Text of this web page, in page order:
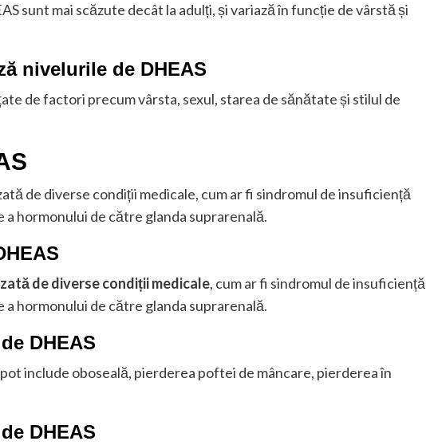
sunt mai scăzute decât la adulți, și variază în funcție de vârstă și
nivelurile de DHEAS
de factori precum vârsta, sexul, starea de sănătate și stilul de
de diverse condiții medicale, cum ar fi sindromul de insuficiență
a hormonului de către glanda suprarenală.
de diverse condiții medicale, cum ar fi sindromul de insuficiență
a hormonului de către glanda suprarenală.
DHEAS
include oboseală, pierderea poftei de mâncare, pierderea în
DHEAS